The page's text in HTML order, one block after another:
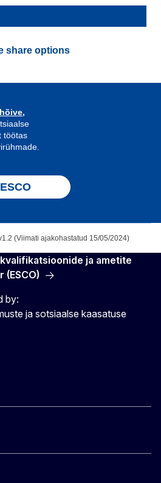
share options
töötas
(Viimati ajakohastatud 15/05/2024)
ja ametite
(ESCO)
by:
ja sotsiaalse kaasatuse